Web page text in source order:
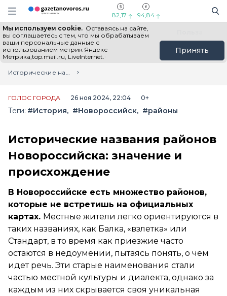
Информационный портал "ГазетаНоворос.ру"
Навигация сайта
82,17 94,84
Мы используем cookie. Оставаясь на сайте,
вы соглашаетесь с тем, что мы обрабатываем
ваши персональные данные с
использованием метрик Яндекс
Метрика,top.mail.ru, LiveInternet.
Принять
Все новости Новости России
Главная
Лента новостей
Исторические названия районов Новороссийска: значение и происхождение
ГОЛОС ГОРОДА 26 ноя 2024, 22:04 0+
Теги: #История #Новороссийск #районы
Исторические названия районов
Новороссийска: значение и
происхождение
В Новороссийске есть множество районов,
которые не встретишь на официальных
картах. Местные жители легко ориентируются в
таких названиях, как Балка, «взлетка» или
Стандарт, в то время как приезжие часто
остаются в недоумении, пытаясь понять, о чем
идет речь. Эти старые наименования стали
частью местной культуры и диалекта, однако за
каждым из них скрывается своя уникальная